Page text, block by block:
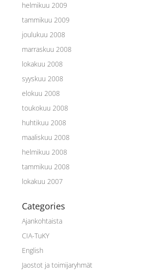
helmikuu 2009
tammikuu 2009
joulukuu 2008
marraskuu 2008
lokakuu 2008
syyskuu 2008
elokuu 2008
toukokuu 2008
huhtikuu 2008
maaliskuu 2008
helmikuu 2008
tammikuu 2008
lokakuu 2007
Categories
Ajankohtaista
CIA-TuKY
English
Jaostot ja toimijaryhmät